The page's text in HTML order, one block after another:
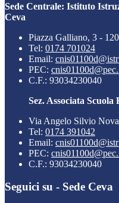
Sede Centrale: Istituto
Ceva
Piazza Galliano, 3 -
Tel: 0174 701024
Email:
PEC:
C.F.: 93034230040
Sez. Associata
Via Angelo Silvio
Tel: 0174 391042
Email:
PEC:
C.F.: 93034230040
Seguici su - Sede Ceva